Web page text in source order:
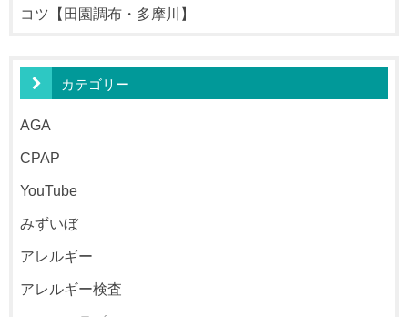
コツ【田園調布・多摩川】
カテゴリー
AGA
CPAP
YouTube
みずいぼ
アレルギー
アレルギー検査